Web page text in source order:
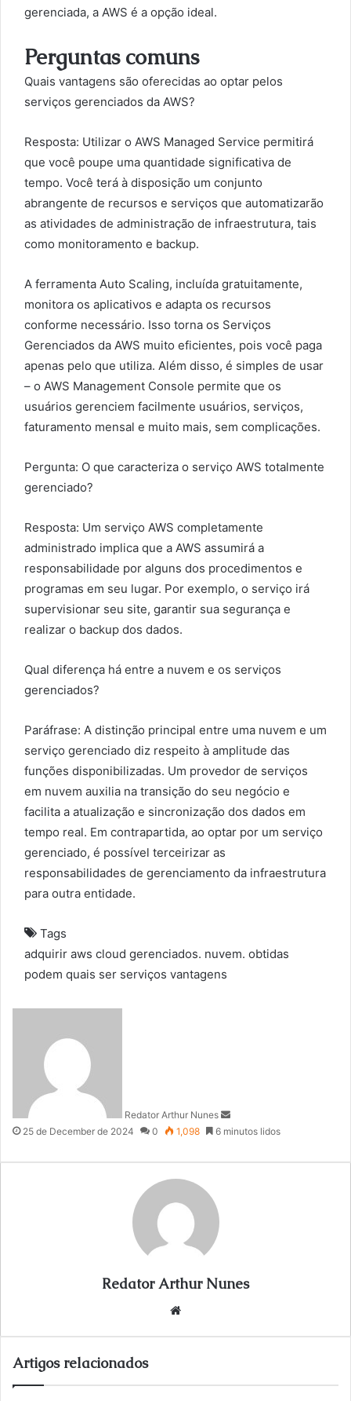
gerenciada, a AWS é a opção ideal.
Perguntas comuns
Quais vantagens são oferecidas ao optar pelos
serviços gerenciados da AWS?
Resposta: Utilizar o AWS Managed Service permitirá
que você poupe uma quantidade significativa de
tempo. Você terá à disposição um conjunto
abrangente de recursos e serviços que automatizarão
as atividades de administração de infraestrutura, tais
como monitoramento e backup.
A ferramenta Auto Scaling, incluída gratuitamente,
monitora os aplicativos e adapta os recursos
conforme necessário. Isso torna os Serviços
Gerenciados da AWS muito eficientes, pois você paga
apenas pelo que utiliza. Além disso, é simples de usar
– o AWS Management Console permite que os
usuários gerenciem facilmente usuários, serviços,
faturamento mensal e muito mais, sem complicações.
Pergunta: O que caracteriza o serviço AWS totalmente
gerenciado?
Resposta: Um serviço AWS completamente
administrado implica que a AWS assumirá a
responsabilidade por alguns dos procedimentos e
programas em seu lugar. Por exemplo, o serviço irá
supervisionar seu site, garantir sua segurança e
realizar o backup dos dados.
Qual diferença há entre a nuvem e os serviços
gerenciados?
Paráfrase: A distinção principal entre uma nuvem e um
serviço gerenciado diz respeito à amplitude das
funções disponibilizadas. Um provedor de serviços
em nuvem auxilia na transição do seu negócio e
facilita a atualização e sincronização dos dados em
tempo real. Em contrapartida, ao optar por um serviço
gerenciado, é possível terceirizar as
responsabilidades de gerenciamento da infraestrutura
para outra entidade.
Tags
adquirir aws cloud gerenciados. nuvem. obtidas
podem quais ser serviços vantagens
Redator Arthur Nunes
m
i
25 de December de 2024 0 1,098 6 minutos lidos
Redator Arthur Nunes
Artigos relacionados